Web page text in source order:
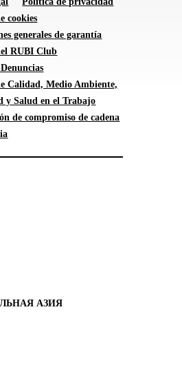
cookies
generales de garantía
RUBI Club
Calidad, Medio Ambiente,
y Salud en el Trabajo
de compromiso de cadena
АЗИЯ